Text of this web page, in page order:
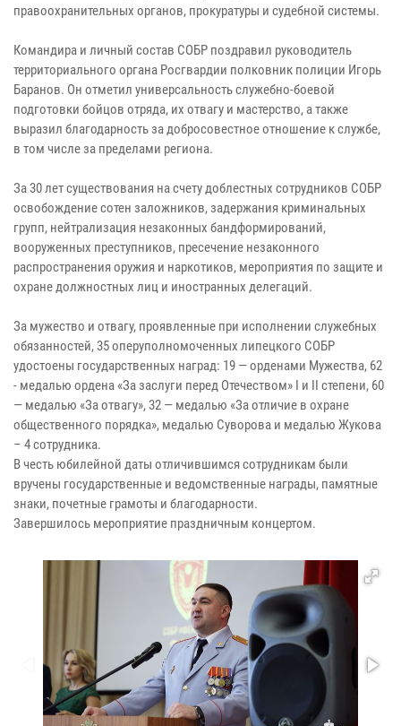
правоохранительных органов, прокуратуры и судебной системы.
Командира и личный состав СОБР поздравил руководитель
территориального органа Росгвардии полковник полиции Игорь
Баранов. Он отметил универсальность служебно-боевой
подготовки бойцов отряда, их отвагу и мастерство, а также
выразил благодарность за добросовестное отношение к службе,
в том числе за пределами региона.
За 30 лет существования на счету доблестных сотрудников СОБР
освобождение сотен заложников, задержания криминальных
групп, нейтрализация незаконных бандформирований,
вооруженных преступников, пресечение незаконного
распространения оружия и наркотиков, мероприятия по защите и
охране должностных лиц и иностранных делегаций.
За мужество и отвагу, проявленные при исполнении служебных
обязанностей, 35 оперуполномоченных липецкого СОБР
удостоены государственных наград: 19 — орденами Мужества, 62
- медалью ордена «За заслуги перед Отечеством» I и II степени, 60
— медалью «За отвагу», 32 — медалью «За отличие в охране
общественного порядка», медалью Суворова и медалью Жукова
– 4 сотрудника.
В честь юбилейной даты отличившимся сотрудникам были
вручены государственные и ведомственные награды, памятные
знаки, почетные грамоты и благодарности.
Завершилось мероприятие праздничным концертом.